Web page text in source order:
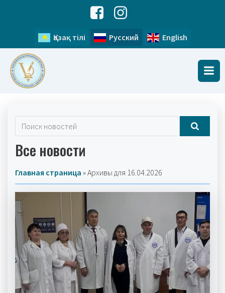
Қазақ тілі Русский English
Все новости
Главная страница »Архивы для 16.04.2026